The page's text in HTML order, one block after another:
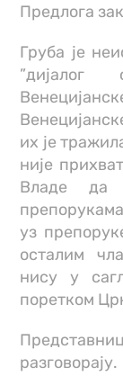
Предлога
Груба је
их је
није
Владе да
уз
осталим
нису у
поретком